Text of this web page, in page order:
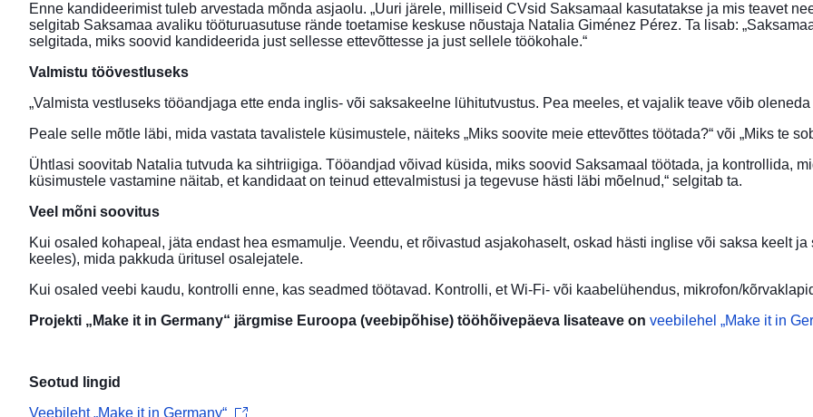
Enne kandideerimist tuleb arvestada mõnda asjaolu. „Uuri järele, milliseid CVsid Saksamaal kasutatakse ja mis teavet
selgitab Saksamaa avaliku tööturuasutuse rände toetamise keskuse nõustaja Natalia Giménez Pérez. Ta lisab:
selgitada, miks soovid kandideerida just sellesse ettevõttesse ja just sellele töökohale.“
Valmistu töövestluseks
„Valmista vestluseks tööandjaga ette enda inglis- või saksakeelne lühitutvustus. Pea meeles, et vajalik teave võib
Peale selle mõtle läbi, mida vastata tavalistele küsimustele, näiteks „Miks soovite meie ettevõttes töötada?“ või „Miks te
Ühtlasi soovitab Natalia tutvuda ka sihtriigiga. Tööandjad võivad küsida, miks soovid Saksamaal töötada, ja kontrollida,
küsimustele vastamine näitab, et kandidaat on teinud ettevalmistusi ja tegevuse hästi läbi mõelnud,“ selgitab ta.
Veel mõni soovitus
Kui osaled kohapeal, jäta endast hea esmamulje. Veendu, et rõivastud asjakohaselt, oskad hästi inglise või saksa keelt
keeles), mida pakkuda üritusel osalejatele.
Kui osaled veebi kaudu, kontrolli enne, kas seadmed töötavad. Kontrolli, et Wi-Fi- või kaabelühendus, mikrofon/
Projekti „Make it in Germany“ järgmise Euroopa (veebipõhise) tööhõivepäeva lisateave on veebilehel „Make it in
Seotud lingid
Veebileht „Make it in Germany“